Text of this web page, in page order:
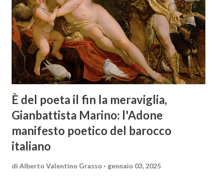
È del poeta il fin la meraviglia,
Gianbattista Marino: l'Adone
manifesto poetico del barocco
italiano
di Alberto Valentino Grasso gennaio 03, 2025